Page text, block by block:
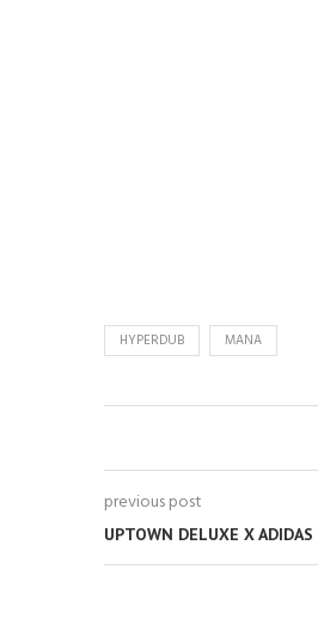
HYPERDUB MANA
previous post
UPTOWN DELUXE X